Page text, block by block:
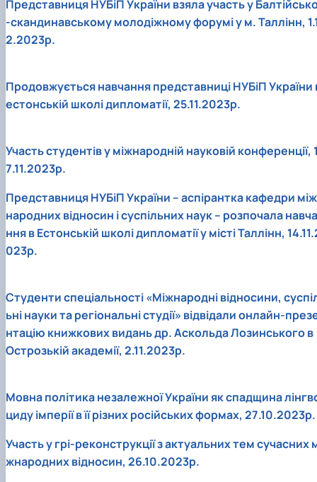
Представниця НУБіП України взяла участь у
-скандинавському молодіжному форумі у м. Таллінн,
2.2023р.
Продовжується навчання представниці НУБіП України
естонській школі дипломатії, 25.11.2023р.
Участь студентів у міжнародній науковій конференції,
7.11.2023р.
Представниця НУБіП України – аспірантка кафедри між
народних відносин і суспільних наук – розпочала навча
ння в Естонській школі дипломатії у місті Таллінн,
023р.
Студенти спеціальності «Міжнародні відносини,
ьні науки та регіональні студії» відвідали онлайн-
нтацію книжкових видань др. Аскольда Лозинського в
Острозькій академії, 2.11.2023р.
Мовна політика незалежної України як спадщина
циду імперії в її різних російських формах, 27.10.2023р.
Участь у грі-реконструкції з актуальних тем сучасних
жнародних відносин, 26.10.2023р.